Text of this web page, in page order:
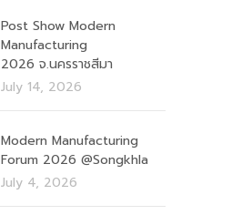
Post Show Modern
Manufacturing
2026 จ.นครราชสีมา
July 14, 2026
Modern Manufacturing
Forum 2026 @Songkhla
July 4, 2026